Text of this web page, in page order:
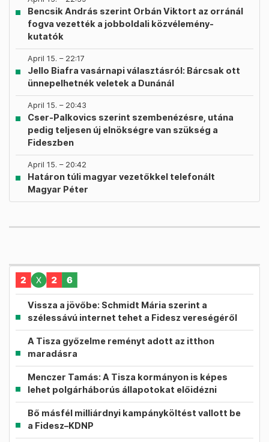
Bencsik András szerint Orbán Viktort az orránál
fogva vezették a jobboldali közvélemény-
kutatók
April 15. – 22:17
Jello Biafra vasárnapi választásról: Bárcsak ott
ünnepelhetnék veletek a Dunánál
April 15. – 20:43
Cser-Palkovics szerint szembenézésre, utána
pedig teljesen új elnökségre van szükség a
Fideszben
April 15. – 20:42
Határon túli magyar vezetőkkel telefonált
Magyar Péter
Vissza a jövőbe: Schmidt Mária szerint a
szélessávú internet tehet a Fidesz vereségéről
A Tisza győzelme reményt adott az itthon
maradásra
Menczer Tamás: A Tisza kormányon is képes
lehet polgárháborús állapotokat előidézni
Bő másfél milliárdnyi kampányköltést vallott be
a Fidesz–KDNP